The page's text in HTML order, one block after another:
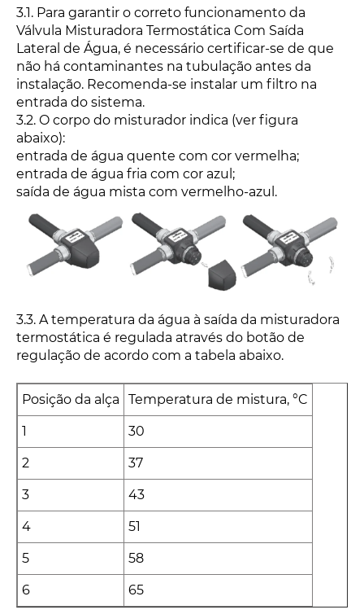
3.1. Para garantir o correto funcionamento da
Válvula Misturadora Termostática Com Saída
Lateral de Água, é necessário certificar-se de que
não há contaminantes na tubulação antes da
instalação. Recomenda-se instalar um filtro na
entrada do sistema.
3.2. O corpo do misturador indica (ver figura
abaixo):
entrada de água quente com cor vermelha;
entrada de água fria com cor azul;
saída de água mista com vermelho-azul.
3.3. A temperatura da água à saída da misturadora
termostática é regulada através do botão de
regulação de acordo com a tabela abaixo.
Posição da alça Temperatura de mistura, °C
1 30
2 37
3 43
4 51
5 58
6 65